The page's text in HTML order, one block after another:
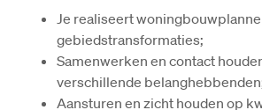
Je realiseert
gebiedstransformaties;
Samenwerken en contact
verschillende
Aansturen en zicht houden op